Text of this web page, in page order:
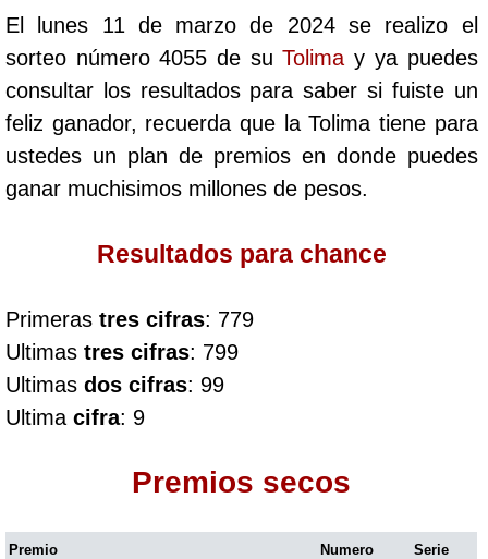
Cafeterito Noche
Caribeña Día
Caribeña Noche
Culona día
Culona noche
Dorado Mañana
El lunes 11 de marzo de 2024 se realizo el
sorteo número 4055 de suTolima y ya puedes
consultar los resultados para saber si fuiste un
feliz ganador, recuerda que la Tolima tiene para
ustedes un plan de premios en donde puedes
ganar muchisimos millones de pesos.
Resultados para chance
Primeras tres cifras: 779
Ultimas tres cifras: 799
Ultimas dos cifras: 99
Ultima cifra: 9
Premios secos
Premio Numero Serie